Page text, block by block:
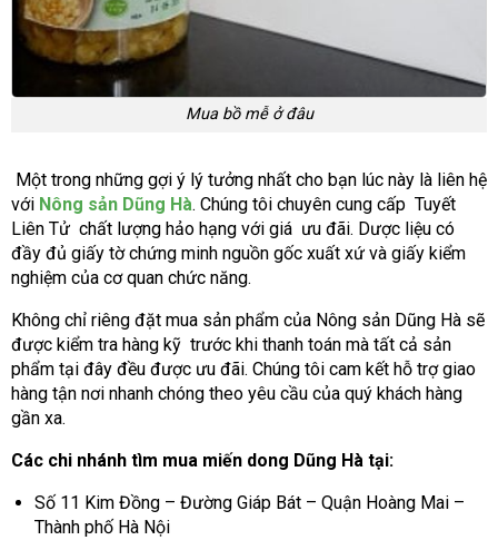
Mua bồ mễ ở đâu
Một trong những gợi ý lý tưởng nhất cho bạn lúc này là liên hệ
với Nông sản Dũng Hà. Chúng tôi chuyên cung cấp Tuyết
Liên Tử chất lượng hảo hạng với giá ưu đãi. Dược liệu có
đầy đủ giấy tờ chứng minh nguồn gốc xuất xứ và giấy kiểm
nghiệm của cơ quan chức năng.
Không chỉ riêng đặt mua sản phẩm của Nông sản Dũng Hà sẽ
được kiểm tra hàng kỹ trước khi thanh toán mà tất cả sản
phẩm tại đây đều được ưu đãi. Chúng tôi cam kết hỗ trợ giao
hàng tận nơi nhanh chóng theo yêu cầu của quý khách hàng
gần xa.
Các chi nhánh tìm mua miến dong Dũng Hà tại:
Số 11 Kim Đồng – Đường Giáp Bát – Quận Hoàng Mai –
Thành phố Hà Nội